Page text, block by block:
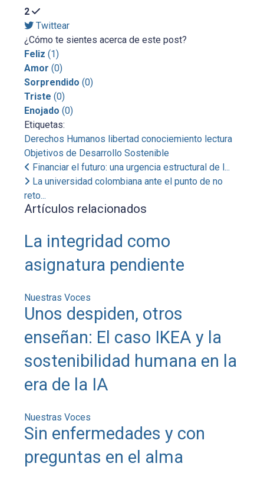
2
Twittear
¿Cómo te sientes acerca de este post?
Feliz (1)
Amor (0)
Sorprendido (0)
Triste (0)
Enojado (0)
Etiquetas:
Derechos Humanos libertad conociemiento lectura
Objetivos de Desarrollo Sostenible
Financiar el futuro: una urgencia estructural de l...
La universidad colombiana ante el punto de no
reto...
Artículos relacionados
La integridad como
asignatura pendiente
Nuestras Voces
Unos despiden, otros
enseñan: El caso IKEA y la
sostenibilidad humana en la
era de la IA
Nuestras Voces
Sin enfermedades y con
preguntas en el alma